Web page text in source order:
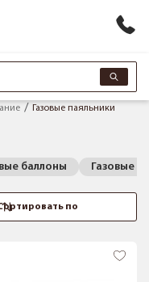
Газовые паяльники
баллоны Газовые